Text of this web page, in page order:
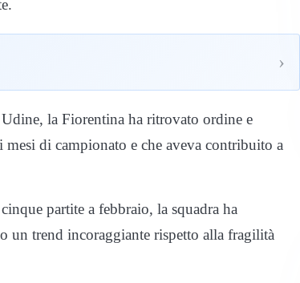
›
la Fiorentina ha ritrovato ordine e
di campionato e che aveva contribuito a
partite a febbraio, la squadra ha
un trend incoraggiante rispetto alla fragilità